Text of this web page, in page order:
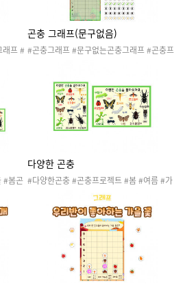
래프 #
#여
#과
연 #
#봄
곤충 그래프(문구없음)
#곤충그래프 #문구없는곤충그래프 #곤충프
충채집 #곤충놀이 #곤충활동 #자연 #표 #그
래프 #표도안 #그래프도안 #투표 #봄학습 #
#봄곤
연관
동 #
프로
#반
사마
생태
다양한 곤충
#다양한곤충 #곤충프로젝트 #봄 #여름 #가
을 #봄곤충 #여름곤충 #가을곤충 #자연탐구
#자연관찰 #과학 #곤충채집 #곤충놀이 #곤
충활동 #자연 #곤충교수자료 #곤충포스터 #
애벌레 #무당벌레 #잠자리 #나비 #반딧불이
#벌 #나방 #개미 #누에 #매미 #사마귀 #장
수풍뎅이 #사슴벌레 #봄학습 #봄생태